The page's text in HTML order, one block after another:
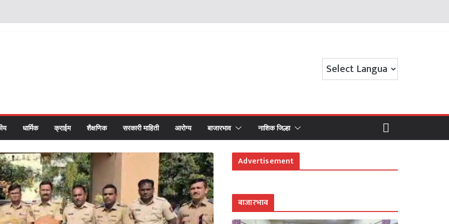
धार्मिक क्राईम शैक्षणिक सरकारी माहिती आरोग्य बाजारभाव नाशिक जिल्हा
Advertisement
बाजारभाव